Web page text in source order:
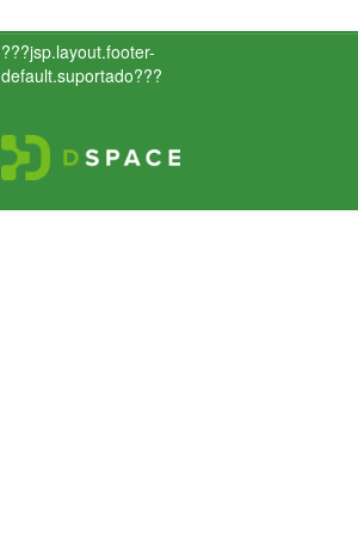
???jsp.layout.footer-
default.suportado???